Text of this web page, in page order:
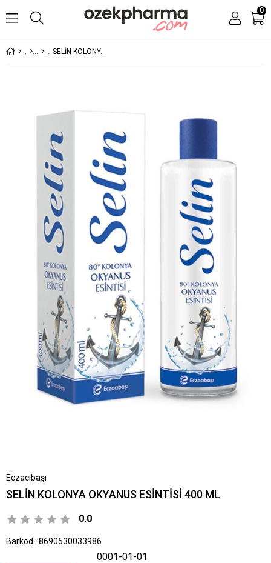
0
SELİN KOLONYA OKYANUS ESİNTİSİ 400 ML
Eczacıbaşı
SELİN KOLONYA OKYANUS ESİNTİSİ 400 ML
0.0
Barkod : 8690530033986
0001-01-01